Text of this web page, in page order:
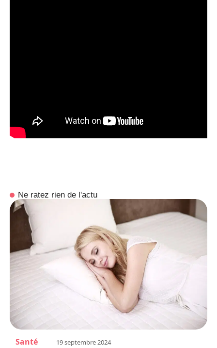
Ne ratez rien de l'actu
Santé 19 septembre 2024